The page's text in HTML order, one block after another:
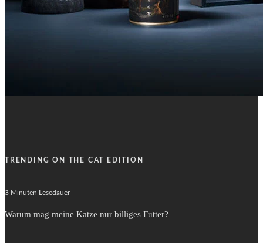
TRENDING ON THE CAT EDITION
3 Minuten Lesedauer
Warum mag meine Katze nur billiges Futter?